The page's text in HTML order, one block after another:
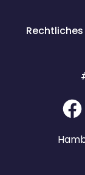
Rechtliches